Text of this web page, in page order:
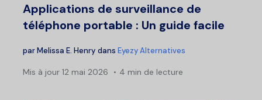
Applications de surveillance de
téléphone portable : Un guide facile
parMelissa E. Henry dans Eyezy Alternatives
Mis à jour 12 mai 2026 4 min de lecture